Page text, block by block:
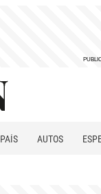
PAÍS AUTOS